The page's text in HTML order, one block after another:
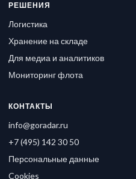
РЕШЕНИЯ
Логистика
Хранение на складе
Для медиа и аналитиков
Мониторинг флота
КОНТАКТЫ
info@goradar.ru
+7 (495) 142 30 50
Персональные данные
Cookies